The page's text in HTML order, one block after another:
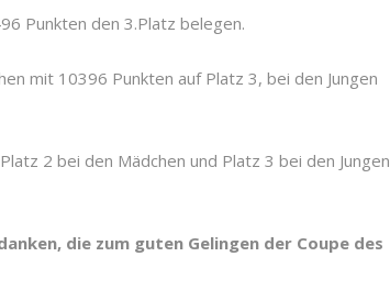
Punkten den 3.Platz belegen.
mit 10396 Punkten auf Platz 3, bei den Jungen
2 bei den Mädchen und Platz 3 bei den Jungen
die zum guten Gelingen der Coupe des